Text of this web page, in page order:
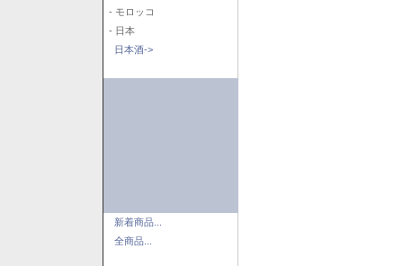
- モロッコ
- 日本
日本酒->
新着商品...
全商品...